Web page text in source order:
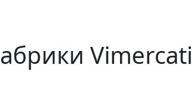
Vimercati